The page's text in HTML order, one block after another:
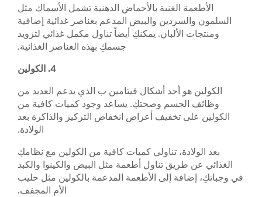
الأطعمة الغنية بالأحماض الدهنية تشمل الأسماك مثل
السلمون والسردين والبيض المدعم بعناصر غذائية إضافية
ومنتجات الألبان. يمكنكِ أيضاً تناول مكمل غذائي لتزويد
جسمكِ بهذه العناصر الغذائية.
4. الكولين
الكولين هو أحد أشكال فيتامين ب الذي يدعم العديد من
وظائف الجسم وصحتكِ. يساعد وجود كميات كافية من
الكولين على تخفيف أعراض انخفاض التركيز والذاكرة بعد
الولادة.
بعد الولادة، تناولي كميات كافية من الكولين مع نظامكِ
الغذائي عن طريق تناول أطعمة مثل البيض والكينوا والكبد
في وجباتكِ، إضافة إلى الأطعمة المدعمة بالكولين مثل حليب
الأم المجفف.